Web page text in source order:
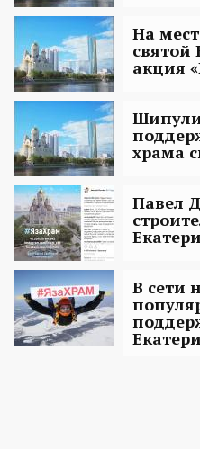
На
святой
акция
храма
Павел
В сети